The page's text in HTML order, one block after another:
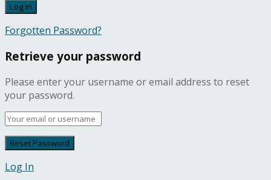
Forgotten Password?
Retrieve your password
Please enter your username or email address to reset
your password.
Log In